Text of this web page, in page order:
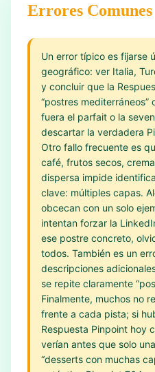
Errores Comunes
Un error típico es fijarse
geográfico: ver Italia,
y concluir que la
“postres mediterráneos”
fuera el parfait o la
descartar la verdadera
Otro fallo frecuente es
café, frutos secos,
dispersa impide
clave: múltiples capas.
obcecan con un solo
intentan forzar la
ese postre concreto,
todos. También es un
descripciones
se repite claramente
Finalmente, muchos no
frente a cada pista; si
Respuesta Pinpoint hoy
verían antes que solo
“desserts con muchas